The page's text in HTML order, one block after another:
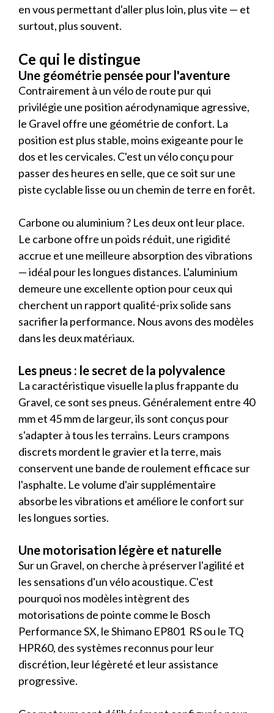
en vous permettant d'aller plus loin, plus vite — et
surtout, plus souvent.
Ce qui le distingue
Une géométrie pensée pour l'aventure
Contrairement à un vélo de route pur qui
privilégie une position aérodynamique agressive,
le Gravel offre une géométrie de confort. La
position est plus stable, moins exigeante pour le
dos et les cervicales. C'est un vélo conçu pour
passer des heures en selle, que ce soit sur une
piste cyclable lisse ou un chemin de terre en forêt.
Carbone ou aluminium ? Les deux ont leur place.
Le carbone offre un poids réduit, une rigidité
accrue et une meilleure absorption des vibrations
— idéal pour les longues distances. L'aluminium
demeure une excellente option pour ceux qui
cherchent un rapport qualité-prix solide sans
sacrifier la performance. Nous avons des modèles
dans les deux matériaux.
Les pneus : le secret de la polyvalence
La caractéristique visuelle la plus frappante du
Gravel, ce sont ses pneus. Généralement entre 40
mm et 45 mm de largeur, ils sont conçus pour
s'adapter à tous les terrains. Leurs crampons
discrets mordent le gravier et la terre, mais
conservent une bande de roulement efficace sur
l'asphalte. Le volume d'air supplémentaire
absorbe les vibrations et améliore le confort sur
les longues sorties.
Une motorisation légère et naturelle
Sur un Gravel, on cherche à préserver l'agilité et
les sensations d'un vélo acoustique. C'est
pourquoi nos modèles intègrent des
motorisations de pointe comme le Bosch
Performance SX, le Shimano EP801 RS ou le TQ
HPR60, des systèmes reconnus pour leur
discrétion, leur légèreté et leur assistance
progressive.